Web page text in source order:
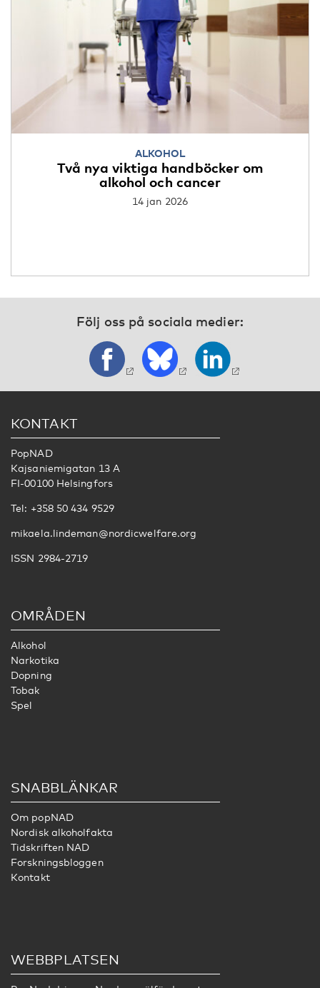
ALKOHOL
Två nya viktiga handböcker om
alkohol och cancer
14 jan 2026
Följ oss på sociala medier:
KONTAKT
PopNAD
Kajsaniemigatan 13 A
FI-00100 Helsingfors
Tel: +358 50 434 9529
mikaela.lindeman@nordicwelfare.org
ISSN 2984-2719
OMRÅDEN
Alkohol
Narkotika
Dopning
Tobak
Spel
SNABBLÄNKAR
Om popNAD
Nordisk alkoholfakta
Tidskriften NAD
Forskningsbloggen
Kontakt
WEBBPLATSEN